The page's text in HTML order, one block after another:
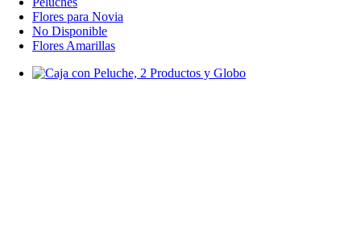
Flores para Novia
No Disponible
Flores Amarillas